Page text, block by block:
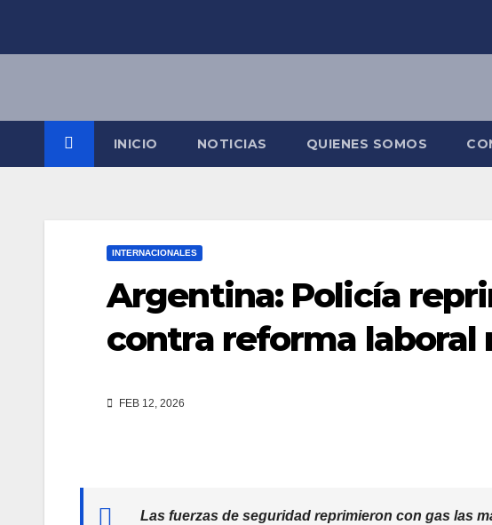
INICIO NOTICIAS QUIENES SOMOS
INTERNACIONALES
Argentina: Policía
contra reforma laboral
FEB 12, 2026
Las fuerzas de seguridad reprimieron con gas las